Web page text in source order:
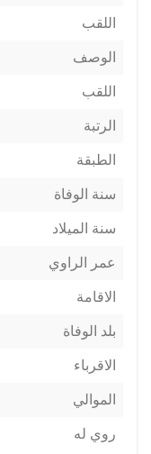
اللقب
الوصف
اللقب
الرتبة
الطبقة
سنة الوفاة
سنة الميلاد
عمر الراوي
الاقامة
بلد الوفاة
الاقرباء
الموالي
روي له